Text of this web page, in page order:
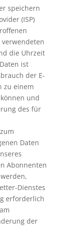
speichern
(ISP)
die Uhrzeit
ist
der E-
zu einem
und
des für
Daten
Abonnenten
Dienstes
erforderlich
der